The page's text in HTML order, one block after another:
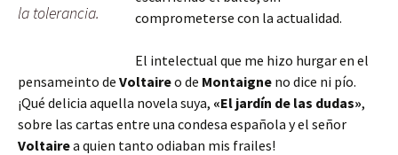
la tolerancia.
comprometerse con la actualidad.
El intelectual que me hizo hurgar en el
pensameinto de Voltaireo de Montaigne no dice ni pío.
¡Qué delicia aquella novela suya, «El jardín de las dudas»,
sobre las cartas entre una condesa española y el señor
Voltairea quien tanto odiaban mis frailes!